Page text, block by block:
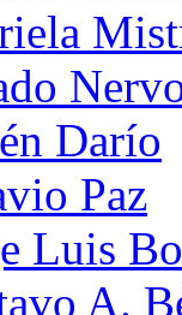
Darío
Paz
Luis
A.